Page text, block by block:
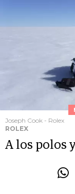
Joseph Cook - Rolex
ROLEX
A los polos